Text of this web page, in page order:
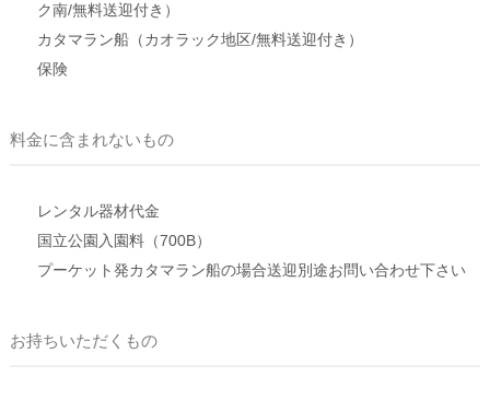
ク南/無料送迎付き）
カタマラン船（カオラック地区/無料送迎付き）
保険
料金に含まれないもの
レンタル器材代金
国立公園入園料（700B）
プーケット発カタマラン船の場合送迎別途お問い合わせ下さい
お持ちいただくもの